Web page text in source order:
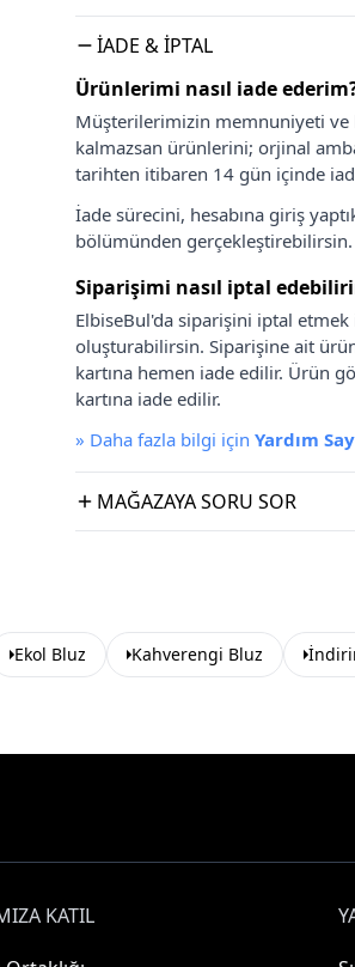
İADE & İPTAL
Ürünlerimi nasıl iade
Müşterilerimizin memnuniyeti
kalmazsan ürünlerini; orjinal
tarihten itibaren 14 gün içinde
İade sürecini, hesabına giriş
bölümünden gerçekleştirebilirsin.
Siparişimi nasıl iptal
ElbiseBul'da siparişini iptal
oluşturabilirsin. Siparişine ait
kartına hemen iade edilir. Ürün
kartına iade edilir.
» Daha fazla bilgi için Yardım
MAĞAZAYA SORU SOR
Ekol Bluz Kahverengi Bluz
KATIL